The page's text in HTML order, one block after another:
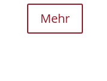
Mehr